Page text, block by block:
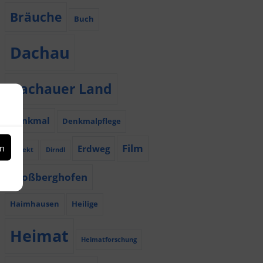
Bräuche Buch
Dachau
Dachauer Land
Denkmal Denkmalpflege
Dialekt Dirndl Erdweg Film
Großberghofen
Haimhausen Heilige
Heimat Heimatforschung